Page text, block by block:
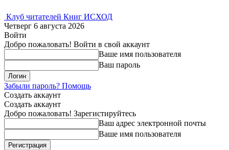
Клуб читателей Книг ИСХОД
Четверг 6 августа 2026
Войти
Добро пожаловать! Войти в свой аккаунт
Ваше имя пользователя
Ваш пароль
Забыли пароль? Помощь
Создать аккаунт
Создать аккаунт
Добро пожаловать! Зарегистируйтесь
Ваш адрес электронной почты
Ваше имя пользователя